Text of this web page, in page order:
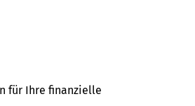
für Ihre finanzielle